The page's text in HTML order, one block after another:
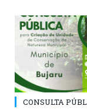
CONSULTA